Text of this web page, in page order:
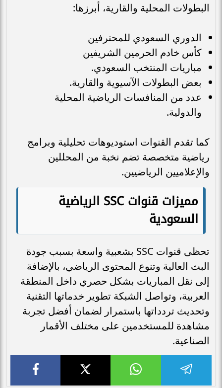
البطولات المحلية والقارية، أبرزها:
الدوري السعودي للمحترفين
كأس خادم الحرمين الشريفين
مباريات المنتخب السعودي.
بعض البطولات الآسيوية والقارية.
عدد من المنافسات الرياضية المحلية
والدولية.
كما تقدم القنوات استوديوهات تحليلية وبرامج
رياضية متخصصة تضم نخبة من المحللين
والإعلاميين الرياضيين.
مميزات قنوات SSC الرياضية
السعودية
تحظى قنوات SSC بشعبية واسعة بسبب جودة
البث العالية وتنوع المحتوى الرياضي، بالإضافة
إلى نقل المباريات بشكل حصري داخل المنطقة
العربية، وتواصل الشبكة تطوير خدماتها التقنية
وتحديث تردداتها باستمرار لضمان أفضل تجربة
مشاهدة للمستخدمين على مختلف الأقمار
الصناعية.